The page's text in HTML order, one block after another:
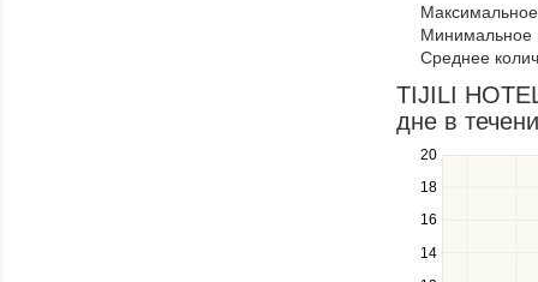
navigate
through
items
in
a
series.
Минимальное
Среднее
TIJILI
дне в
14
16
18
20
Use
the
and
down